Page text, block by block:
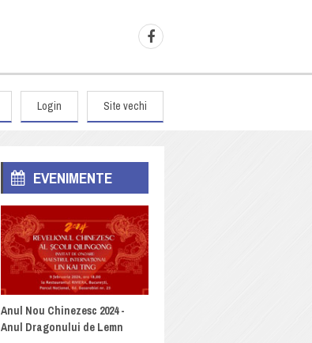
Login Site vechi
EVENIMENTE
Anul Nou Chinezesc 2024 -
Anul Dragonului de Lemn